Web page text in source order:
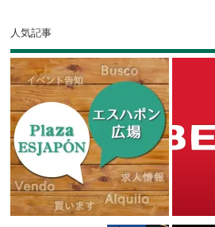
人気記事